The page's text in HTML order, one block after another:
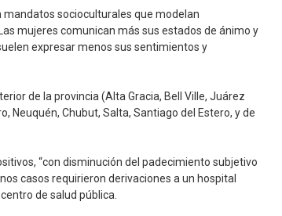
socioculturales que modelan
mujeres comunican más sus estados de ánimo y
expresar menos sus sentimientos y
de la provincia (Alta Gracia, Bell Ville, Juárez
Neuquén, Chubut, Salta, Santiago del Estero, y de
“con disminución del padecimiento subjetivo
casos requirieron derivaciones a un hospital
de salud pública.